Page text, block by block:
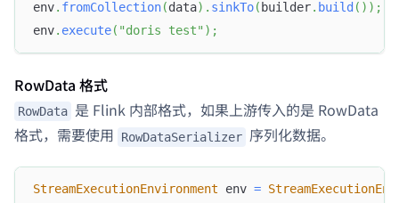
env. fromCollection(data) . sinkTo( builder. build ( ) ) ;
env. execute( "doris test" ) ;
RowData 格式
RowData 是 Flink 内部格式，如果上游传入的是 RowData
格式，需要使用
RowDataSerializer 序列化数据。
StreamExecutionEnvironment env =